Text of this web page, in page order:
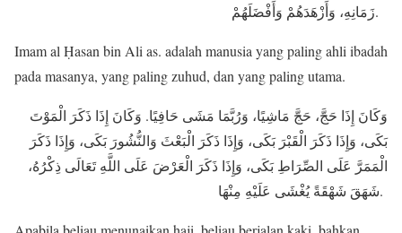
زَمَانِهِ، وَأَزْهَدَهُمْ وَأَفْضَلَهُمْ.
Imam al Ḥasan bin Ali as. adalah manusia yang paling ahli ibadah
pada masanya, yang paling zuhud, dan yang paling utama.
وَكَانَ إِذَا حَجَّ، حَجَّ مَاشِيًا، وَرُبَّمَا مَشَى حَافِيًا. وَكَانَ إِذَا ذَكَرَ الْمَوْتَ
بَكَى، وَإِذَا ذَكَرَ الْقَبْرَ بَكَى، وَإِذَا ذَكَرَ الْبَعْثَ وَالنُّشُورَ بَكَى، وَإِذَا ذَكَرَ
الْمَمَرَّ عَلَى الصِّرَاطِ بَكَى، وَإِذَا ذَكَرَ الْعَرْضَ عَلَى اللَّهِ تَعَالَى ذِكْرُهُ،
شَهَقَ شَهْقَةً يُغْشَى عَلَيْهِ مِنْهَا.